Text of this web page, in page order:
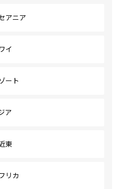
アニア
イ
ート
ア
東
リカ